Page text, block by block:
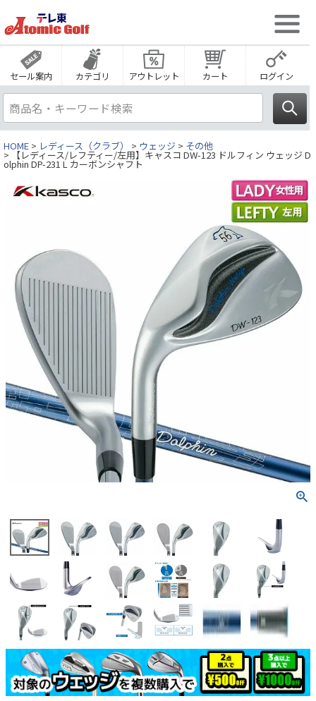
セール案内 カテゴリ アウトレット カート ログイン
HOME レディース（クラブ） ウェッジ その他
【レディース/レフティー/左用】キャスコ DW-123 ドルフィン ウェッジ D
olphin DP-231 L カーボンシャフト